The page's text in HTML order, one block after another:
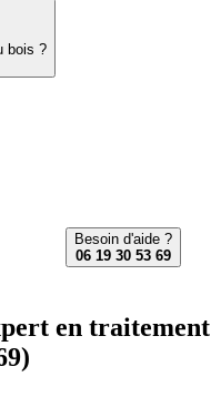
bois ?
Besoin d'aide ?
06 19 30 53 69
en traitement